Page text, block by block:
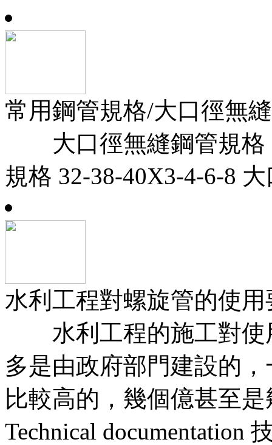
常用鋼管規格/大口徑無
大口徑無縫鋼管規格
規格 32-38-40X3-4-6-8
水利工程對螺旋管的使用
水利工程的施工對使
多是由政府部門建設的
比較高的，幾個億甚至是
Technical documentation